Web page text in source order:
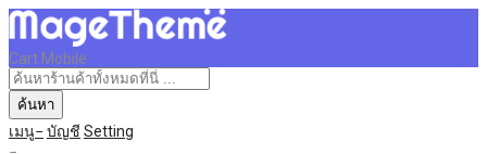
Cart Mobile
ค้นหา
เมนู บัญชี Setting